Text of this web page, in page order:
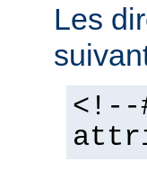
Les
<!--